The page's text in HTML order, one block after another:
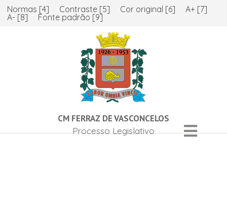
Normas [4] Contraste [5] Cor original [6]
A+ [7]
A- [8]
Fonte padrão [9]
CM FERRAZ DE VASCONCELOS
Processo Legislativo